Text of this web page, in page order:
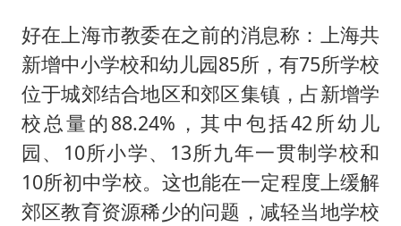
女子开一天一夜空调后二氧化碳中毒
船舶避风项目停工 多地全力防台风
奋进开新局 实干挑大梁
好在上海市教委在之前的消息称：上海共
新增中小学校和幼儿园85所，有75所学校
位于城郊结合地区和郊区集镇，占新增学
校总量的88.24%，其中包括42所幼儿
园、10所小学、13所九年一贯制学校和
10所初中学校。这也能在一定程度上缓解
郊区教育资源稀少的问题，减轻当地学校